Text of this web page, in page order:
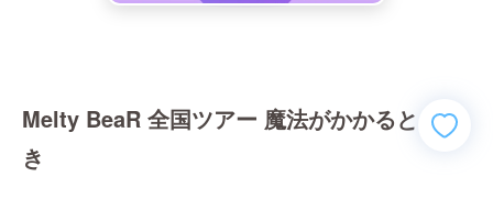
Melty BeaR 全国ツアー 魔法がかかると
き